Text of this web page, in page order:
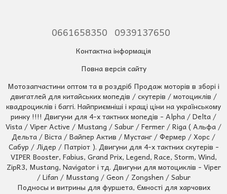
0661658350 0939137650
Контактна інформація
Повна версія сайту
Мотозапчастини оптом та в роздріб Продаж моторів в зборі і
двигатлей для китайських мопедів / скутерів / мотоциклів /
квадроциклів і баггі. Найприємніші і кращі ціни на українському
ринку !!!! Двигуни для 4-х тактних мопедів - Alpha / Delta /
Vista / Viper Active / Mustang / Sabur / Fermer / Riga ( Альфа /
Дельта / Віста / Вайпер Актив / Мустанг / Фермер / Хорс /
Сабур / Лідер / Патріот ). Двигуни для 4-х тактних скутерів -
VIPER Booster, Fabius, Grand Prix, Legend, Race, Storm, Wind,
ZipR3, Mustang, Navigator і тд. Двигуни для мотоциклів - Viper
/ Lifan / Musstang / Geon / Zongshen / Sabur
Подносы и витрины для фуршета, Ємності для харчових